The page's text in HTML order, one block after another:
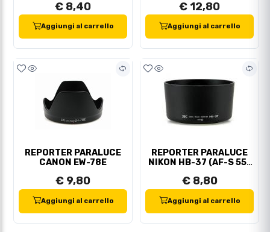
€ 8,40
Aggiungi al carrello
€ 12,80
Aggiungi al carrello
REPORTER PARALUCE
CANON EW-78E
€ 9,80
Aggiungi al carrello
REPORTER PARALUCE
NIKON HB-37 (AF-S 55-
€ 8,80
Aggiungi al carrello